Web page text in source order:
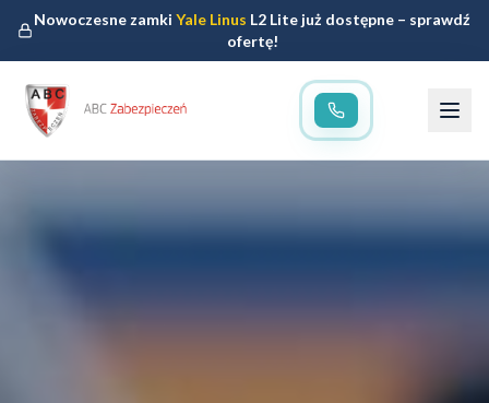
Nowoczesne zamkiYale Linus L2 Lite już dostępne – sprawdź
ofertę!